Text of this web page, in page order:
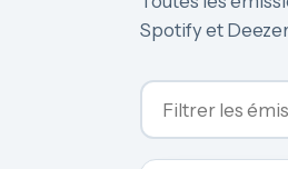
Spotify et